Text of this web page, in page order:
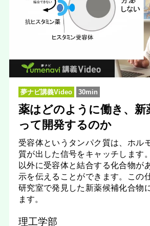
夢ナビ講義Video 30min
薬はどのように働き、新
って開発するのか
受容体というタンパク質は、ホル
質が出した信号をキャッチします
以外に受容体と結合する化合物が
示を伝えることができます。この
研究室で発見した新薬候補化合物
ます。
理工学部